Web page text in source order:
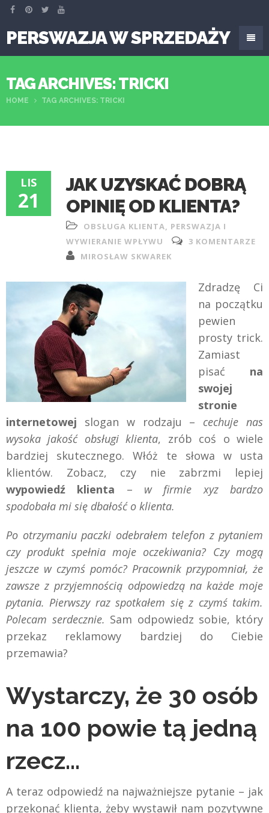
PERSWAZJA W SPRZEDAŻY
TAG ARCHIVES: TRICKI
HOME TAG ARCHIVES: TRICKI
LIS
21
JAK UZYSKAĆ DOBRĄ
OPINIĘ OD KLIENTA?
OBSŁUGA KLIENTA, PERSWAZJA I
WYWIERANIE WPŁYWU
3 KOMENTARZE
MIROSŁAW SKWAREK
Zdradzę Ci
na początku
pewien
prosty trick.
Zamiast
pisać na
swojej
stronie
internetowej slogan w rodzaju – cechuje nas
wysoka jakość obsługi klienta, zrób coś o wiele
bardziej skutecznego. Włóż te słowa w usta
klientów. Zobacz, czy nie zabrzmi lepiej
wypowiedź klienta – w firmie xyz bardzo
spodobała mi się dbałość o klienta.
Po otrzymaniu paczki odebrałem telefon z pytaniem
czy produkt spełnia moje oczekiwania? Czy mogą
jeszcze w czymś pomóc? Pracownik przypomniał, że
zawsze z przyjemnością odpowiedzą na każde moje
pytania. Pierwszy raz spotkałem się z czymś takim.
Polecam serdecznie. Sam odpowiedz sobie, który
przekaz reklamowy bardziej do Ciebie
przemawia?
Wystarczy, że 30 osób
na 100 powie tą jedną
rzecz…
A teraz odpowiedź na najważniejsze pytanie – jak
przekonać klienta, żeby wystawił nam pozytywne